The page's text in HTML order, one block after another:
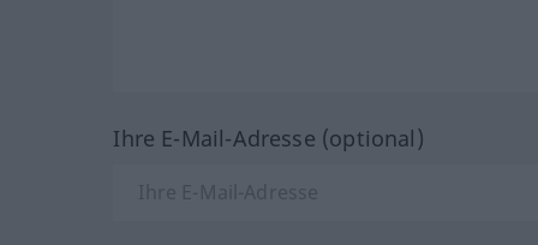
Ihre E-Mail-Adresse (optional)